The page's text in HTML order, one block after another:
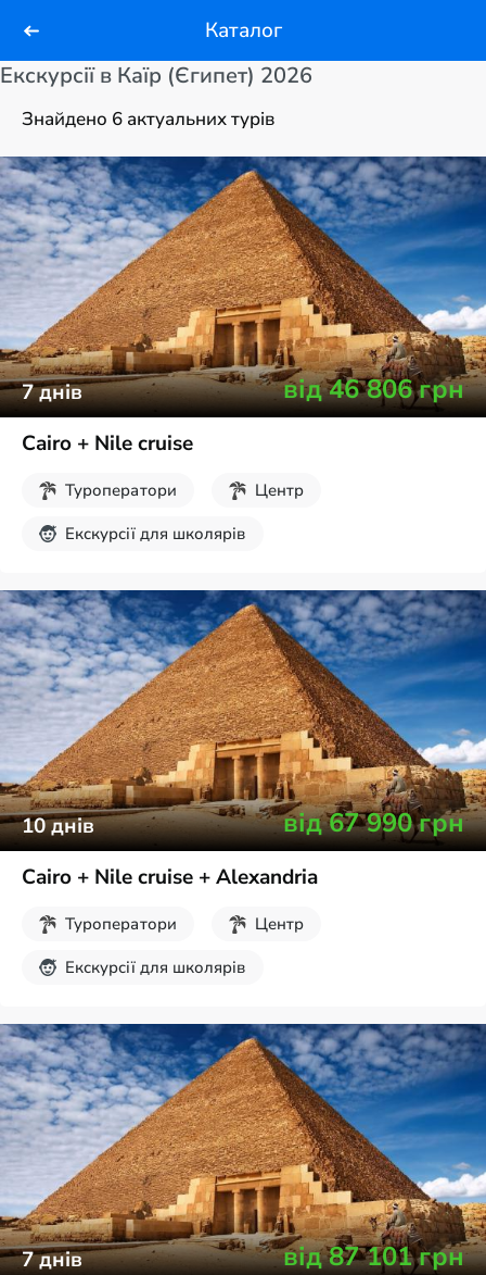
Каталог
Екскурсії в Каїр (Єгипет) 2026
Знайдено 6 актуальних турів
7днів від46 806грн
Cairo + Nile cruise
Туроператори
Центр
Екскурсії для школярів
Враження на все життя
10днів від67 990грн
Cairo + Nile cruise + Alexandria
Туроператори
Центр
Екскурсії для школярів
7днів від87 101грн